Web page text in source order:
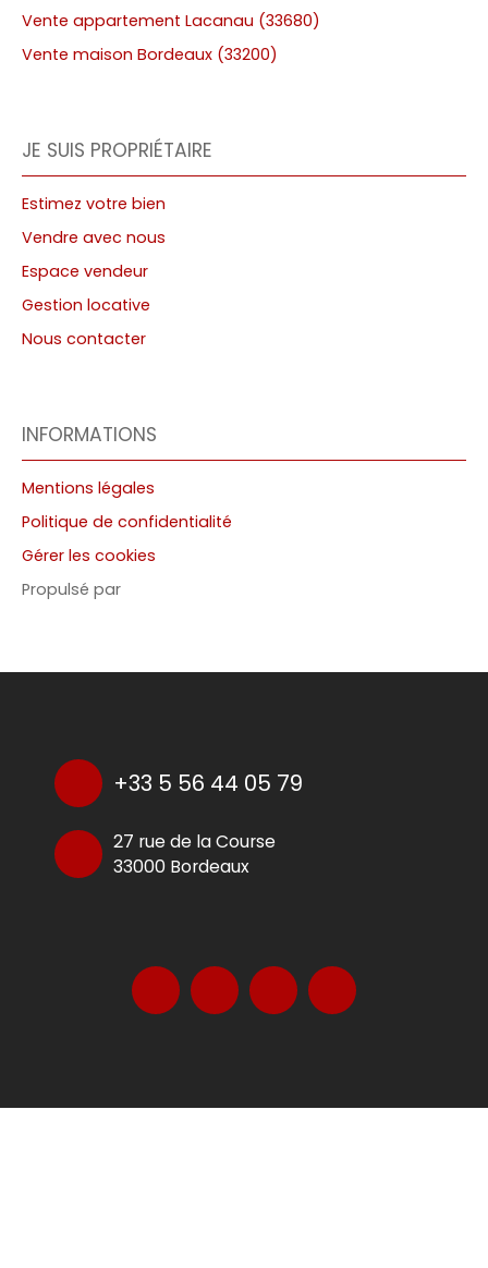
Vente appartement Lacanau (33680)
Vente maison Bordeaux (33200)
JE SUIS PROPRIÉTAIRE
Estimez votre bien
Vendre avec nous
Espace vendeur
Gestion locative
Nous contacter
INFORMATIONS
Mentions légales
Politique de confidentialité
Gérer les cookies
Propulsé par
+33 5 56 44 05 79
27 rue de la Course
33000 Bordeaux